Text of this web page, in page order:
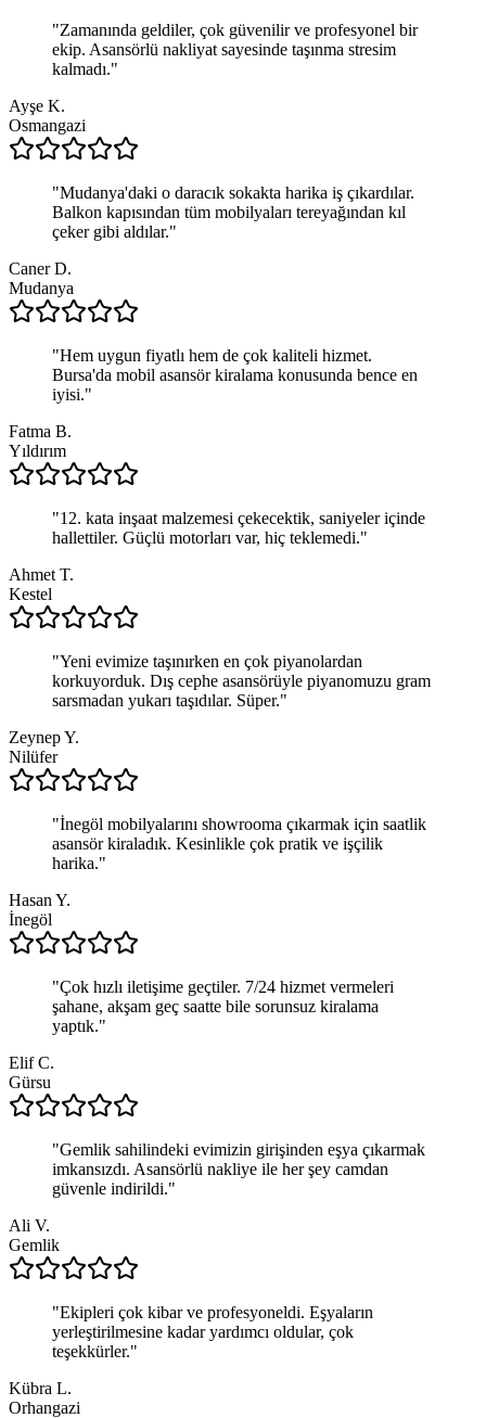
"Zamanında geldiler, çok güvenilir ve profesyonel bir
ekip. Asansörlü nakliyat sayesinde taşınma stresim
kalmadı."
Ayşe K.
Osmangazi
"Mudanya'daki o daracık sokakta harika iş çıkardılar.
Balkon kapısından tüm mobilyaları tereyağından kıl
çeker gibi aldılar."
Caner D.
Mudanya
"Hem uygun fiyatlı hem de çok kaliteli hizmet.
Bursa'da mobil asansör kiralama konusunda bence en
iyisi."
Fatma B.
Yıldırım
"12. kata inşaat malzemesi çekecektik, saniyeler içinde
hallettiler. Güçlü motorları var, hiç teklemedi."
Ahmet T.
Kestel
"Yeni evimize taşınırken en çok piyanolardan
korkuyorduk. Dış cephe asansörüyle piyanomuzu gram
sarsmadan yukarı taşıdılar. Süper."
Zeynep Y.
Nilüfer
"İnegöl mobilyalarını showrooma çıkarmak için saatlik
asansör kiraladık. Kesinlikle çok pratik ve işçilik
harika."
Hasan Y.
İnegöl
"Çok hızlı iletişime geçtiler. 7/24 hizmet vermeleri
şahane, akşam geç saatte bile sorunsuz kiralama
yaptık."
Elif C.
Gürsu
"Gemlik sahilindeki evimizin girişinden eşya çıkarmak
imkansızdı. Asansörlü nakliye ile her şey camdan
güvenle indirildi."
Ali V.
Gemlik
"Ekipleri çok kibar ve profesyoneldi. Eşyaların
yerleştirilmesine kadar yardımcı oldular, çok
teşekkürler."
Kübra L.
Orhangazi